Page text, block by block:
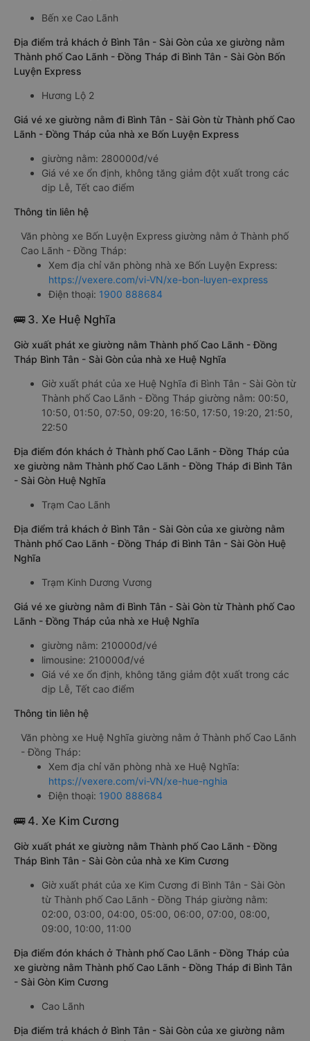
Bến xe Cao Lãnh
Địa điểm trả khách ở Bình Tân - Sài Gòn của xe giường nằm
Thành phố Cao Lãnh - Đồng Tháp đi Bình Tân - Sài Gòn Bốn
Luyện Express
Hương Lộ 2
Giá vé xe giường nằm đi Bình Tân - Sài Gòn từ Thành phố Cao
Lãnh - Đồng Tháp của nhà xe Bốn Luyện Express
giường nằm: 280000đ/vé
Giá vé xe ổn định, không tăng giảm đột xuất trong các
dịp Lễ, Tết cao điểm
Thông tin liên hệ
Văn phòng xe Bốn Luyện Express giường nằm ở Thành phố
Cao Lãnh - Đồng Tháp:
Xem địa chỉ văn phòng nhà xe Bốn Luyện Express:
https://vexere.com/vi-VN/xe-bon-luyen-express
Điện thoại: 1900 888684
🚌 3. Xe Huệ Nghĩa
Giờ xuất phát xe giường nằm Thành phố Cao Lãnh - Đồng
Tháp Bình Tân - Sài Gòn của nhà xe Huệ Nghĩa
Giờ xuất phát của xe Huệ Nghĩa đi Bình Tân - Sài Gòn từ
Thành phố Cao Lãnh - Đồng Tháp giường nằm: 00:50,
10:50, 01:50, 07:50, 09:20, 16:50, 17:50, 19:20, 21:50,
22:50
Địa điểm đón khách ở Thành phố Cao Lãnh - Đồng Tháp của
xe giường nằm Thành phố Cao Lãnh - Đồng Tháp đi Bình Tân
- Sài Gòn Huệ Nghĩa
Trạm Cao Lãnh
Địa điểm trả khách ở Bình Tân - Sài Gòn của xe giường nằm
Thành phố Cao Lãnh - Đồng Tháp đi Bình Tân - Sài Gòn Huệ
Nghĩa
Trạm Kinh Dương Vương
Giá vé xe giường nằm đi Bình Tân - Sài Gòn từ Thành phố Cao
Lãnh - Đồng Tháp của nhà xe Huệ Nghĩa
giường nằm: 210000đ/vé
limousine: 210000đ/vé
Giá vé xe ổn định, không tăng giảm đột xuất trong các
dịp Lễ, Tết cao điểm
Thông tin liên hệ
Văn phòng xe Huệ Nghĩa giường nằm ở Thành phố Cao Lãnh
- Đồng Tháp:
Xem địa chỉ văn phòng nhà xe Huệ Nghĩa:
https://vexere.com/vi-VN/xe-hue-nghia
Điện thoại: 1900 888684
🚌 4. Xe Kim Cương
Giờ xuất phát xe giường nằm Thành phố Cao Lãnh - Đồng
Tháp Bình Tân - Sài Gòn của nhà xe Kim Cương
Giờ xuất phát của xe Kim Cương đi Bình Tân - Sài Gòn
từ Thành phố Cao Lãnh - Đồng Tháp giường nằm:
02:00, 03:00, 04:00, 05:00, 06:00, 07:00, 08:00,
09:00, 10:00, 11:00
Địa điểm đón khách ở Thành phố Cao Lãnh - Đồng Tháp của
xe giường nằm Thành phố Cao Lãnh - Đồng Tháp đi Bình Tân
- Sài Gòn Kim Cương
Cao Lãnh
Địa điểm trả khách ở Bình Tân - Sài Gòn của xe giường nằm